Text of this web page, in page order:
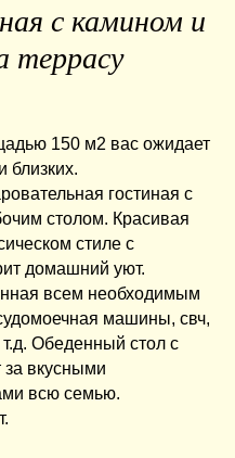
с камином и
террасу
150 м2 вас ожидает
близких.
гостиная с
столом. Красивая
стиле с
домашний уют.
всем необходимым
машины, свч,
Обеденный стол с
за вкусными
всю семью.